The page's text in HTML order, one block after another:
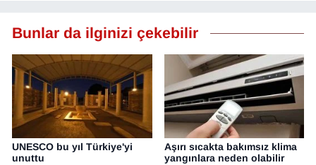
Bunlar da ilginizi çekebilir
UNESCO bu yıl Türkiye'yi
unuttu
Aşırı sıcakta bakımsız klima
yangınlara neden olabilir
YEREL